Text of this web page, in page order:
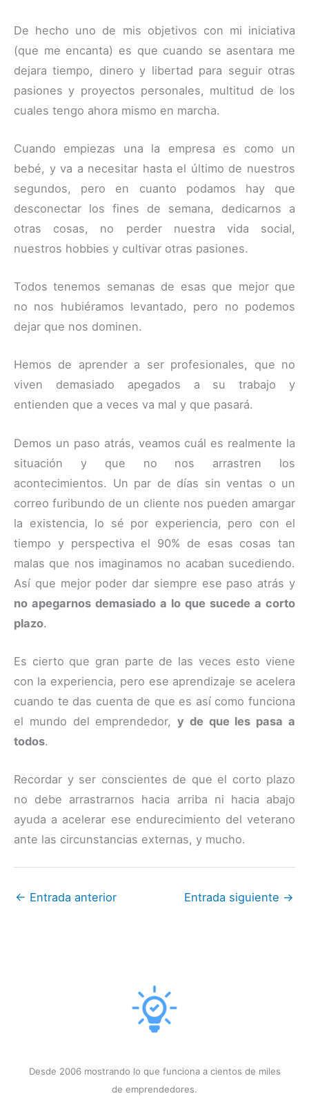
De hecho uno de mis objetivos con mi iniciativa
(que me encanta) es que cuando se asentara me
dejara tiempo, dinero y libertad para seguir otras
pasiones y proyectos personales, multitud de los
cuales tengo ahora mismo en marcha.
Cuando empiezas una la empresa es como un
bebé, y va a necesitar hasta el último de nuestros
segundos, pero en cuanto podamos hay que
desconectar los fines de semana, dedicarnos a
otras cosas, no perder nuestra vida social,
nuestros hobbies y cultivar otras pasiones.
Todos tenemos semanas de esas que mejor que
no nos hubiéramos levantado, pero no podemos
dejar que nos dominen.
Hemos de aprender a ser profesionales, que no
viven demasiado apegados a su trabajo y
entienden que a veces va mal y que pasará.
Demos un paso atrás, veamos cuál es realmente la
situación y que no nos arrastren los
acontecimientos. Un par de días sin ventas o un
correo furibundo de un cliente nos pueden amargar
la existencia, lo sé por experiencia, pero con el
tiempo y perspectiva el 90% de esas cosas tan
malas que nos imaginamos no acaban sucediendo.
Así que mejor poder dar siempre ese paso atrás y
no apegarnos demasiado a lo que sucede a corto
plazo.
Es cierto que gran parte de las veces esto viene
con la experiencia, pero ese aprendizaje se acelera
cuando te das cuenta de que es así como funciona
el mundo del emprendedor,y de que les pasa a
todos.
Recordar y ser conscientes de que el corto plazo
no debe arrastrarnos hacia arriba ni hacia abajo
ayuda a acelerar ese endurecimiento del veterano
ante las circunstancias externas, y mucho.
← Entrada anterior Entrada siguiente →
Desde 2006 mostrando lo que funciona a cientos de miles
de emprendedores.